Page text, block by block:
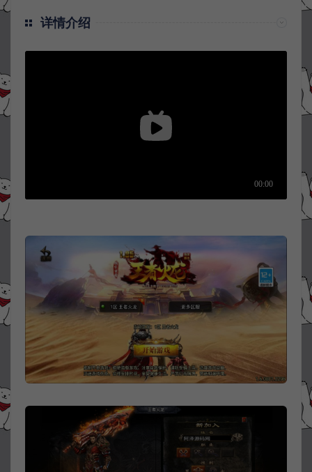
详情介绍